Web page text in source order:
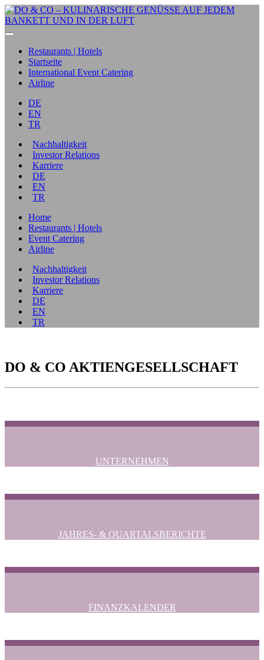
Restaurants | Hotels
Startseite
International Event Catering
Airline
DE
EN
TR
Nachhaltigkeit
Investor Relations
Karriere
DE
EN
TR
Home
Restaurants | Hotels
Event Catering
Airline
Nachhaltigkeit
Investor Relations
Karriere
DE
EN
TR
DO & CO AKTIENGESELLSCHAFT
UNTERNEHMEN
JAHRES- & QUARTALSBERICHTE
FINANZKALENDER